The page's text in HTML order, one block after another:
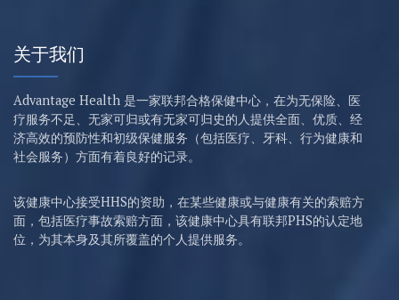
关于我们
Advantage Health 是一家联邦合格保健中心，在为无保险、医
疗服务不足、无家可归或有无家可归史的人提供全面、优质、经
济高效的预防性和初级保健服务（包括医疗、牙科、行为健康和
社会服务）方面有着良好的记录。
该健康中心接受HHS的资助，在某些健康或与健康有关的索赔方
面，包括医疗事故索赔方面，该健康中心具有联邦PHS的认定地
位，为其本身及其所覆盖的个人提供服务。